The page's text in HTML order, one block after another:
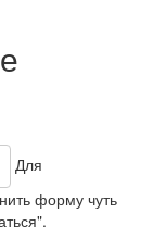
Для
форму чуть